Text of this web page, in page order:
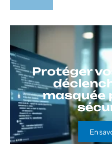
Protéger
masquée
En